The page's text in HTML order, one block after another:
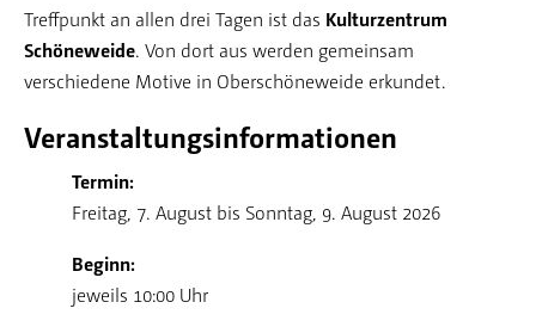
Treffpunkt an allen drei Tagen ist das Kulturzentrum
Schöneweide. Von dort aus werden gemeinsam
verschiedene Motive in Oberschöneweide erkundet.
Veranstaltungsinformationen
Termin:
Freitag, 7. August bis Sonntag, 9. August 2026
Beginn:
jeweils 10:00 Uhr